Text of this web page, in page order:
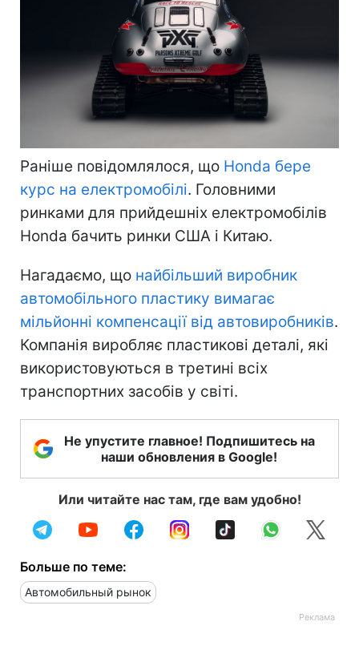
Раніше повідомлялося, що Honda бере
курс на електромобілі. Головними
ринками для прийдешніх електромобілів
Honda бачить ринки США і Китаю.
Нагадаємо, що найбільший виробник
автомобільного пластику вимагає
мільйонні компенсації від автовиробників.
Компанія виробляє пластикові деталі, які
використовуються в третині всіх
транспортних засобів у світі.
Не упустите главное! Подпишитесь на
наши обновления в Google!
Или читайте нас там, где вам удобно!
Больше по теме:
Автомобильный рынок